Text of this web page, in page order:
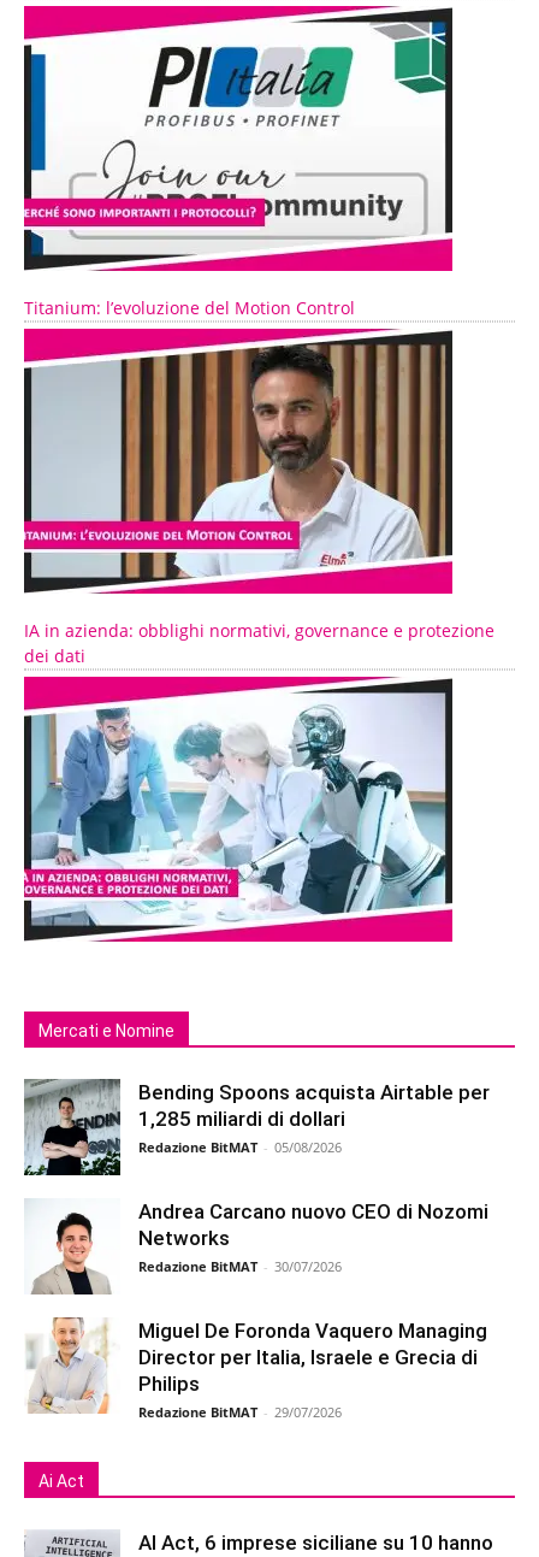
Titanium: l’evoluzione del Motion Control
IA in azienda: obblighi normativi, governance e protezione
dei dati
Mercati e Nomine
Bending Spoons acquista Airtable per
1,285 miliardi di dollari
Redazione BitMAT - 05/08/2026
Andrea Carcano nuovo CEO di Nozomi
Networks
Redazione BitMAT - 30/07/2026
Miguel De Foronda Vaquero Managing
Director per Italia, Israele e Grecia di
Philips
Redazione BitMAT - 29/07/2026
Ai Act
AI Act, 6 imprese siciliane su 10 hanno